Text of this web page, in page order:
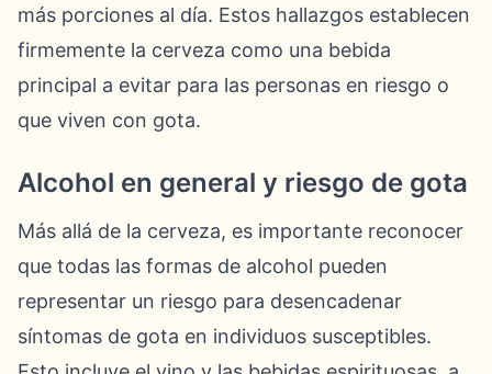
más porciones al día. Estos hallazgos establecen
firmemente la cerveza como una bebida
principal a evitar para las personas en riesgo o
que viven con gota.
Alcohol en general y riesgo de gota
Más allá de la cerveza, es importante reconocer
que todas las formas de alcohol pueden
representar un riesgo para desencadenar
síntomas de gota en individuos susceptibles.